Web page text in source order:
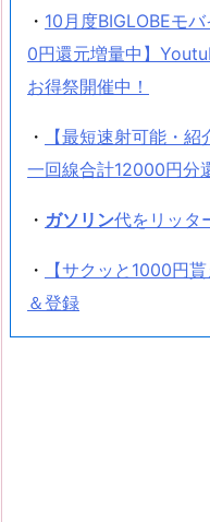
・ 10月度BIGLOBEモ
0円還元増量中】
お得祭開催中！
・
【最短速射可能・
一回線合計12000円
・ ガソリン代をリッタ
・
【サクッと1000円
＆登録